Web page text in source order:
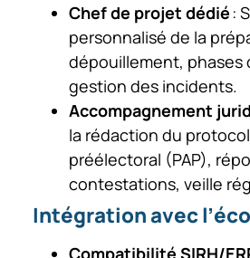
Chef de projet dédié :
personnalisé de la
dépouillement, phases
gestion des incidents.
Accompagnement
la rédaction du
préélectoral (PAP),
contestations, veille
Intégration avec
Compatibilité SIRH/